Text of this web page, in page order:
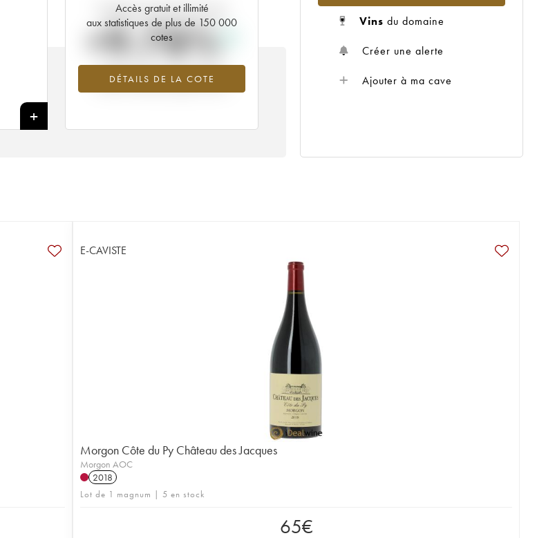
+
Accès gratuit et illimité
aux statistiques de plus de 150 000
cotes
DÉTAILS DE LA COTE
Tendance actuelle de la cote
+9.78%
Tendance à la hausse du millésime
2005 en 2026 par rapport à 2025
Vins du domaine
Créer une alerte
Ajouter à ma cave
E-CAVISTE
Morgon Côte du Py Château des Jacques
Morgon AOC
2018
Lot de 1 magnum | 5 en stock
65€